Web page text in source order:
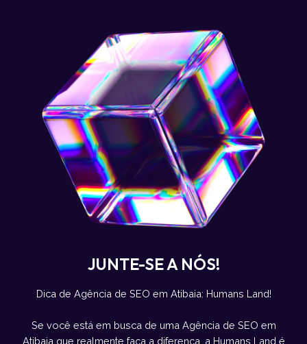
JUNTE-SE A NÓS!
Dica de Agência de SEO em Atibaia: Humans Land!
Se você está em busca de uma Agência de SEO em
Atibaia que realmente faça a diferença, a Humans Land é